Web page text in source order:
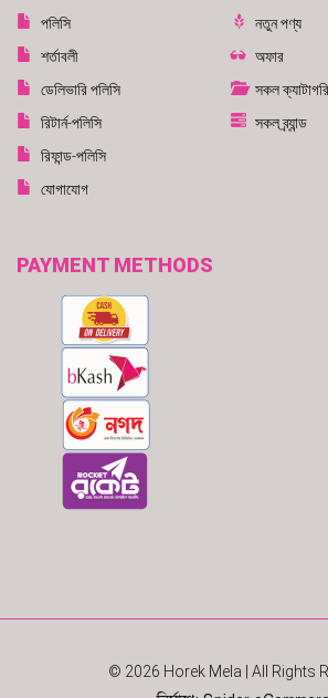
পলিসি
শর্তাবলী
ডেলিভারি পলিসি
রিটার্ন-পলিসি
রিফান্ড-পলিসি
যোগাযোগ
নতুন পণ্য
অফার
সকল ক্যাটাগরি
সকল ব্র্যান্ড
PAYMENT METHODS
© 2026 Horek Mela | All Rights